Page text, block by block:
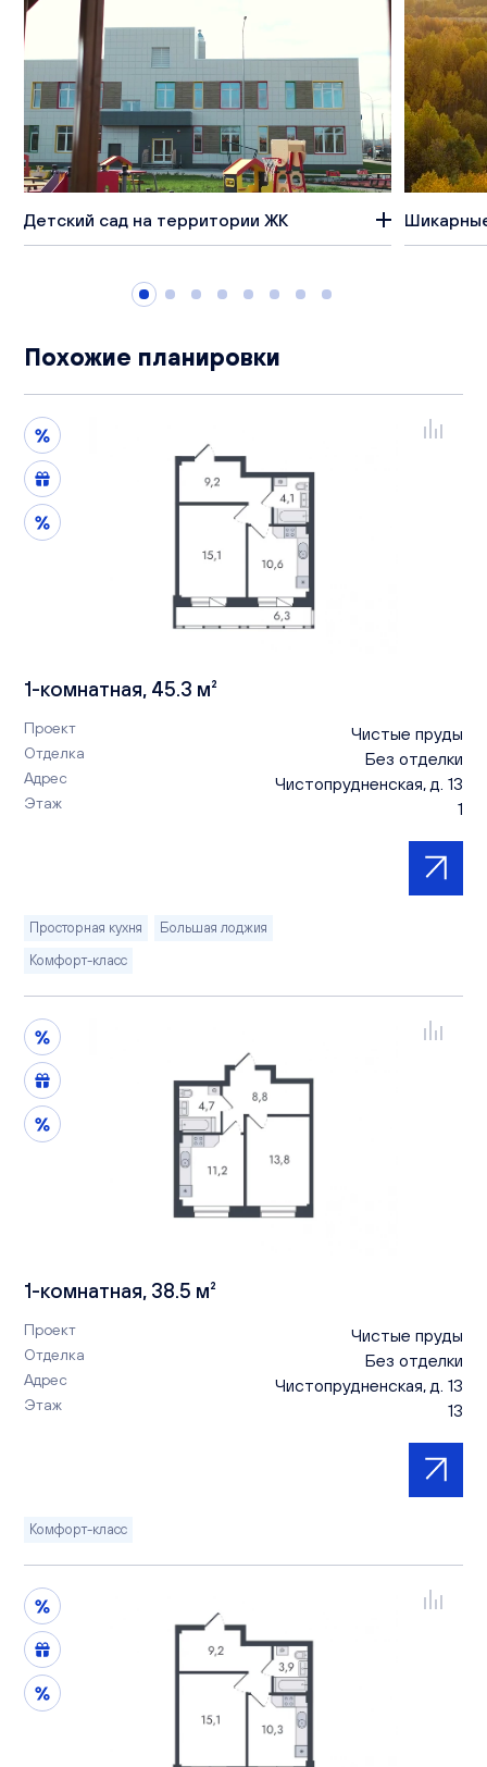
Детский сад на территории ЖК
Похожие планировки
1-комнатная, 45.3 м²
Проект Чистые пруды
Отделка Без отделки
Адрес Чистопрудненская, д. 13
Этаж 1
Просторная кухня
Большая лоджия
Комфорт-класс
1-комнатная, 38.5 м²
Проект Чистые пруды
Отделка Без отделки
Адрес Чистопрудненская, д. 13
Этаж 13
Комфорт-класс